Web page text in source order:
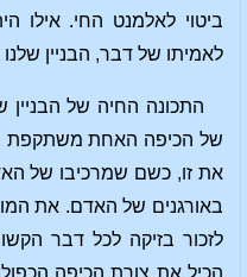
ביטוי לאלמנט החי. אילו
לאמיתו של דבר, הבניין
התכונה החיה של
של הכיפה האחת משתקפת
את זו, כשם שמרכיבו של
באורגנים של האדם. את
לזכור בזיקה לכל דבר
הכיל את צורת הכיפה